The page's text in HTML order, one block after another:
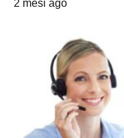
2 mesi ago